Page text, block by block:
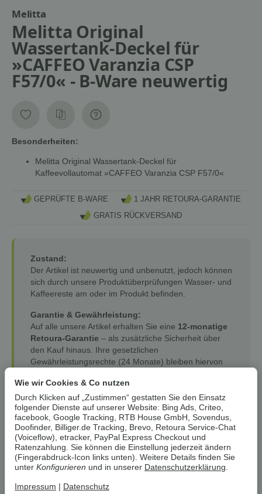
Melitta
Melitta Original
Wassertank-Deckel für
»CAFFEO Varanzia CSP
F57/0« - B-Ware neuwertig
Besonderheiten:
Melitta Original Wassertank-Deckel für
Kaffeevollautomat »CAFFEO Varanzia CSP F57/0«
GEPRÜFTE B-WARE
1 JAHR RETOURA-GARANTIE
GRATIS RÜCKVERSAND
Zustand:
Der Artikel ist neuwertig und unbenutzt, jedoch können
sich durch unsere Produktüberprüfungen Wasser- und
Kaffeereste am oder im Produkt befinden.
Garantie & Gewährleistung:
Auf alle unsere Artikel erhalten Sie eine 12-monatige
Retoura-Garantie – als zusätzliche Sicherheit über
den Kauf hinaus. Ihre gesetzlichen
Gewährleistungsrechte (24 Monate) bleiben hiervon
4,99 €
zzgl.Versand
nur noch 3 verfügbar!
Lieferzeit:1 - 3 Werktage(DE)
Wie wir Cookies & Co nutzen
Durch Klicken auf „Zustimmen“ gestatten Sie den Einsatz
folgender Dienste auf unserer Website: Bing Ads, Criteo,
facebook, Google Tracking, RTB House GmbH, Sovendus,
Doofinder, Billiger.de Tracking, Brevo, Retoura Service-Chat
(Voiceflow), etracker, PayPal Express Checkout und
Ratenzahlung. Sie können die Einstellung jederzeit ändern
(Fingerabdruck-Icon links unten). Weitere Details finden Sie
unter Konfigurieren und in unserer Datenschutzerklärung.
Impressum Datenschutz